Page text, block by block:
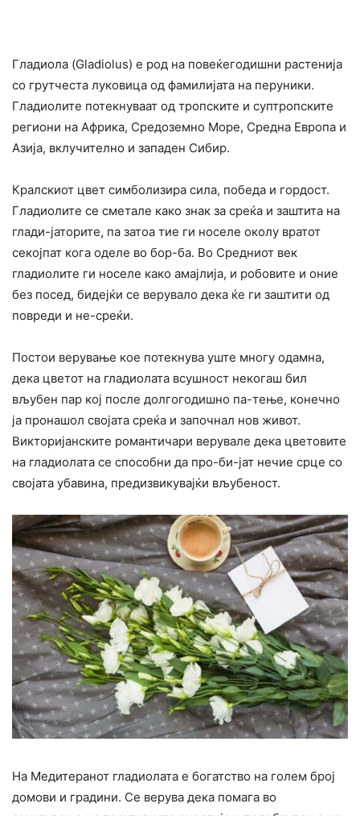
Гладиола (Gladiolus) е род на повеќегодишни растенија
со грутчеста луковица од фамилијата на перуники.
Гладиолите потекнуваат од тропските и суптропските
региони на Африка, Средоземно Море, Средна Европа и
Азија, вклучително и западен Сибир.
Кралскиот цвет симболизира сила, победа и гордост.
Гладиолите се сметале како знак за среќа и заштита на
глади-јаторите, па затоа тие ги носеле околу вратот
секојпат кога оделе во бор-ба. Во Средниот век
гладиолите ги носеле како амајлија, и робовите и оние
без посед, бидејќи се верувало дека ќе ги заштити од
повреди и не-среќи.
Постои верување кое потекнува уште многу одамна,
дека цветот на гладиолата всушност некогаш бил
вљубен пар кој после долгогодишно па-тење, конечно
ја пронашол својата среќа и започнал нов живот.
Викторијанските романтичари верувале дека цветовите
на гладиолата се способни да про-би-јат нечие срце со
својата убавина, предизвикувајќи вљубеност.
На Медитеранот гладиолата е богатство на голем број
домови и градини. Се верува дека помага во